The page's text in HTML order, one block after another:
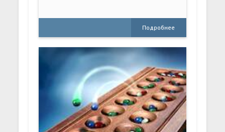
Подробнее